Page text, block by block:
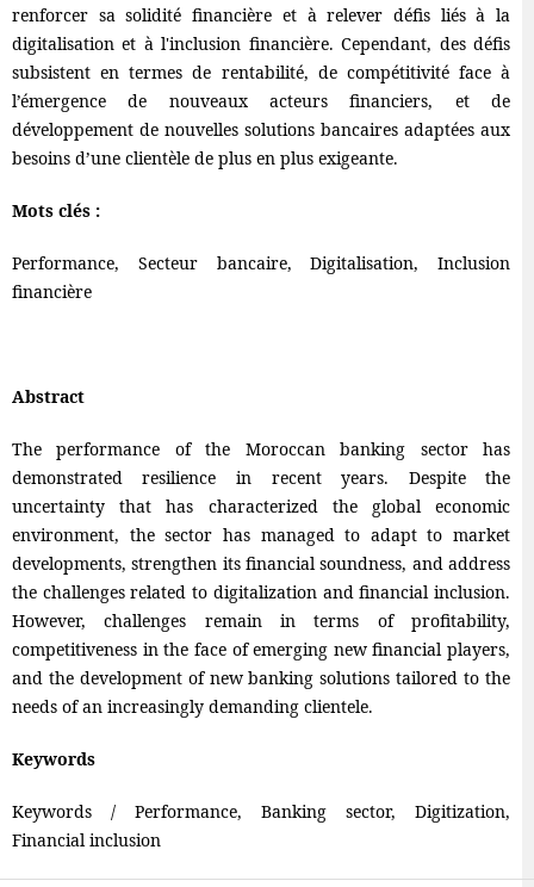
renforcer sa solidité financière et à relever défis liés à la
digitalisation et à l'inclusion financière. Cependant, des défis
subsistent en termes de rentabilité, de compétitivité face à
l’émergence de nouveaux acteurs financiers, et de
développement de nouvelles solutions bancaires adaptées aux
besoins d’une clientèle de plus en plus exigeante.
Mots clés :
Performance, Secteur bancaire, Digitalisation, Inclusion
financière
Abstract
The performance of the Moroccan banking sector has
demonstrated resilience in recent years. Despite the
uncertainty that has characterized the global economic
environment, the sector has managed to adapt to market
developments, strengthen its financial soundness, and address
the challenges related to digitalization and financial inclusion.
However, challenges remain in terms of profitability,
competitiveness in the face of emerging new financial players,
and the development of new banking solutions tailored to the
needs of an increasingly demanding clientele.
Keywords
Keywords / Performance, Banking sector, Digitization,
Financial inclusion